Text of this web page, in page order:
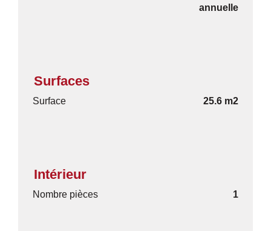
annuelle
Surfaces
Surface 25.6 m2
Intérieur
Nombre pièces 1